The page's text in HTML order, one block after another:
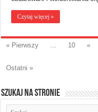
Czytaj więcej »
« Pierwszy ... 10 «
Ostatni »
Szukaj na stronie